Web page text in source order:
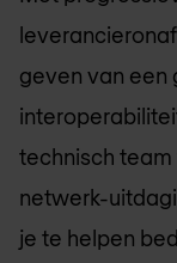
geven van een
technisch
netwerk-
je te helpen